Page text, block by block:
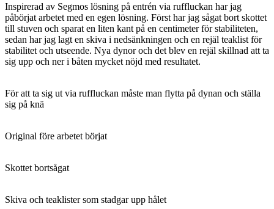
Inspirerad av Segmos lösning på entrén via ruffluckan har jag
påbörjat arbetet med en egen lösning. Först har jag sågat bort skottet
till stuven och sparat en liten kant på en centimeter för stabiliteten,
sedan har jag lagt en skiva i nedsänkningen och en rejäl teaklist för
stabilitet och utseende. Nya dynor och det blev en rejäl skillnad att ta
sig upp och ner i båten mycket nöjd med resultatet.
För att ta sig ut via ruffluckan måste man flytta på dynan och ställa
sig på knä
Original före arbetet börjat
Skottet bortsågat
Skiva och teaklister som stadgar upp hålet